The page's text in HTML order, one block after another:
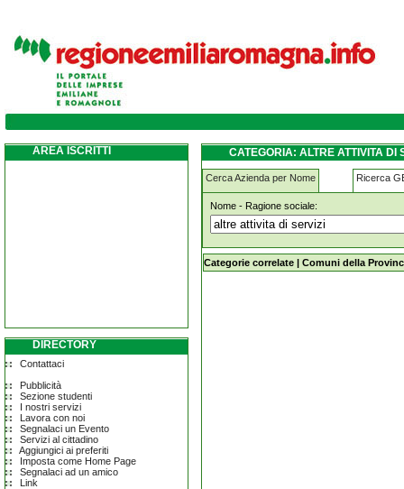
altre-attivita-di-servizi fiorenzuola-d-arda
AREA ISCRITTI
DIRECTORY
Contattaci
Pubblicità
Sezione studenti
I nostri servizi
Lavora con noi
Segnalaci un Evento
Servizi al cittadino
Aggiungici ai preferiti
Imposta come Home Page
Segnalaci ad un amico
Link
CATEGORIA: ALTRE ATTIVITA DI
Cerca Azienda per Nome Ricerca
Nome - Ragione sociale:
altre-attivita-di-servizi fiorenzuola-
Categorie correlate | Comuni della